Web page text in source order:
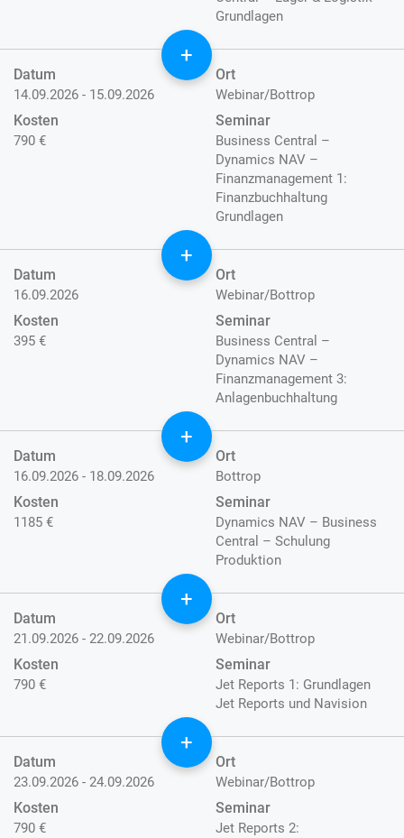
Grundlagen
+
Datum
14.09.2026 - 15.09.2026
Ort
Webinar/Bottrop
Kosten
790 €
Seminar
Business Central –
Dynamics NAV –
Finanzmanagement 1:
Finanzbuchhaltung
Grundlagen
+
Datum
16.09.2026
Ort
Webinar/Bottrop
Kosten
395 €
Seminar
Business Central –
Dynamics NAV –
Finanzmanagement 3:
Anlagenbuchhaltung
+
Datum
16.09.2026 - 18.09.2026
Ort
Bottrop
Kosten
1185 €
Seminar
Dynamics NAV – Business
Central – Schulung
Produktion
+
Datum
21.09.2026 - 22.09.2026
Ort
Webinar/Bottrop
Kosten
790 €
Seminar
Jet Reports 1: Grundlagen
Jet Reports und Navision
+
Datum
23.09.2026 - 24.09.2026
Ort
Webinar/Bottrop
Kosten
790 €
Seminar
Jet Reports 2: